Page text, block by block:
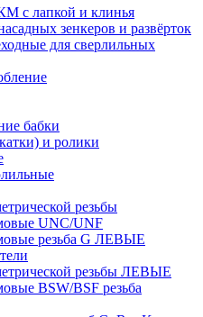
с лапкой и клинья
зенкеров и развёрток
для сверлильных
бабки
и ролики
резьбы
UNC/UNF
резьба G ЛЕВЫЕ
резьбы ЛЕВЫЕ
BSW/BSF резьба